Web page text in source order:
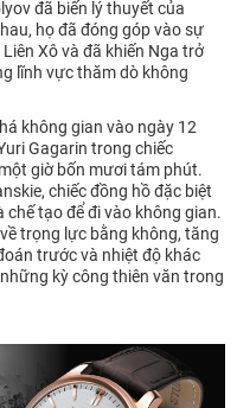
đã biến lý thuyết của
họ đã đóng góp vào sự
Xô và đã khiến Nga trở
lĩnh vực thăm dò không
không gian vào ngày 12
Gagarin trong chiếc
giờ bốn mươi tám phút.
chiếc đồng hồ đặc biệt
tạo để đi vào không gian.
trọng lực bằng không, tăng
trước và nhiệt độ khác
kỳ công thiên văn trong